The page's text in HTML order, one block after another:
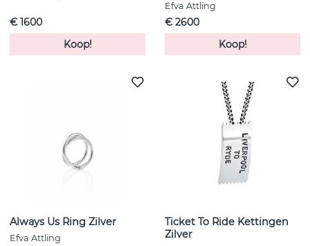
€ 1600
Koop!
Efva Attling
€ 2600
Koop!
Always Us Ring Zilver
Efva Attling
Ticket To Ride Kettingen
Zilver